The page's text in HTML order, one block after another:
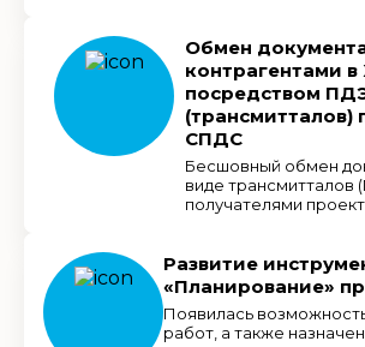
Обмен
контрагентами в
посредством
(трансмитталов)
СПДС
Бесшовный обмен
виде трансмитталов
получателями
Развитие
«Планирование»
Появилась
работ, а также